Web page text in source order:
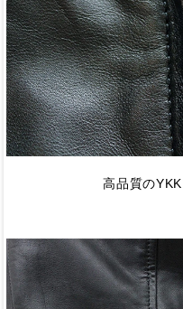
高品質の